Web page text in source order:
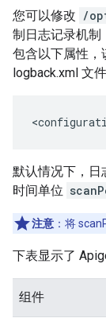
您可以修改 /
制日志记录机制
包含以下属性，
logback.xml 文
默认情况下，日
时间单位
注意 ：将
下表显示了
组件